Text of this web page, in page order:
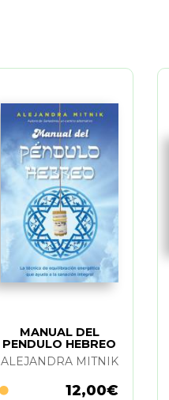
MANUAL DEL
PENDULO HEBREO
ALEJANDRA MITNIK
12,00€